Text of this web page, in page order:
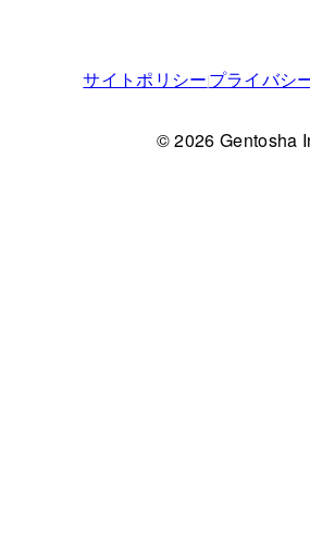
サイトポリシープライバシ
© 2026 Gentosha